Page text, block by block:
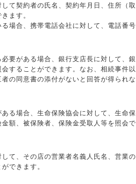
て契約者の氏名、契約年月日、住所（取
ます。
場合、携帯電話会社に対して、電話番号
要がある場合、銀行支店長に対して、銀
することができます。なお、相続事件以
の同意書の添付がないと回答が得られな
る場合、生命保険協会に対して、生命保
額、被保険者、保険金受取人等を照会で
て、その店の営業者名義人氏名、営業の
できます。